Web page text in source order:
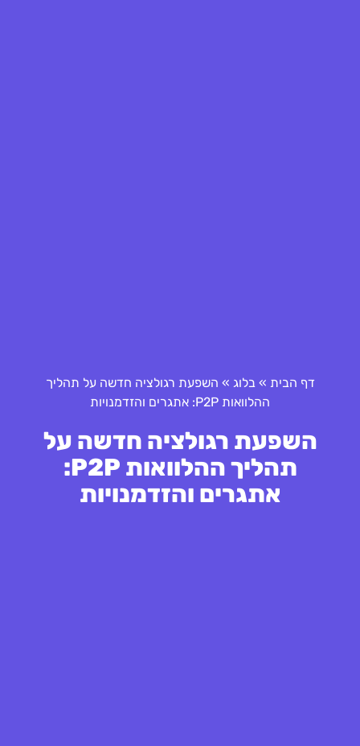
דף הבית » בלוג » השפעת רגולציה חדשה על תהליך
ההלוואות P2P: אתגרים והזדמנויות
השפעת רגולציה חדשה על
תהליך ההלוואות P2P:
אתגרים והזדמנויות